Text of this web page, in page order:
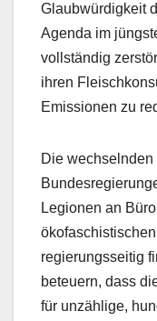
Glaubwürdigkeit
Agenda im
vollständig
ihren
Emissionen zu
Die
Legionen an
regierungsseitig
beteuern, dass
für unzählige,